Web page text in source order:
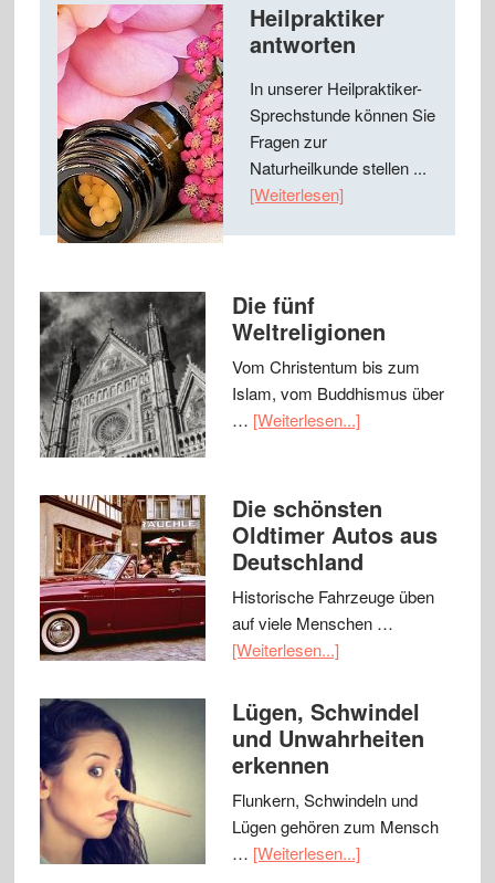
Heilpraktiker
antworten
In unserer Heilpraktiker-
Sprechstunde können Sie
Fragen zur
Naturheilkunde stellen ...
[Weiterlesen]
Die fünf
Weltreligionen
Vom Christentum bis zum
Islam, vom Buddhismus über
… [Weiterlesen...]
Die schönsten
Oldtimer Autos aus
Deutschland
Historische Fahrzeuge üben
auf viele Menschen …
[Weiterlesen...]
Lügen, Schwindel
und Unwahrheiten
erkennen
Flunkern, Schwindeln und
Lügen gehören zum Mensch
… [Weiterlesen...]